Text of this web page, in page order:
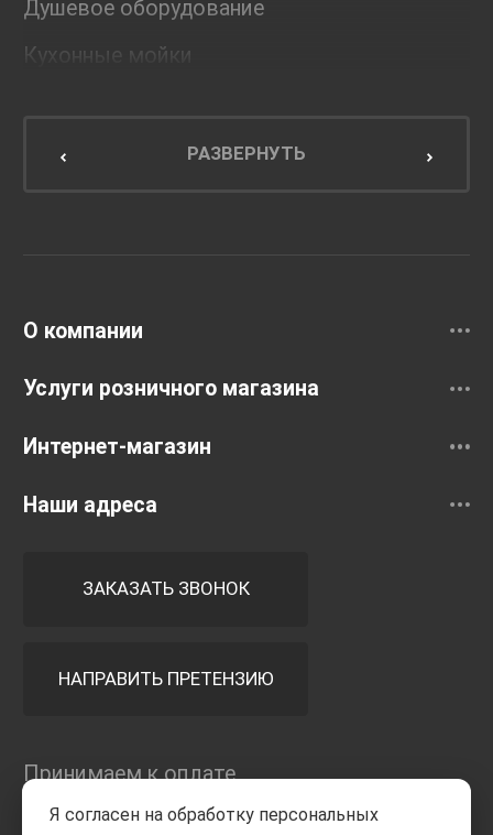
Душевое оборудование
Кухонные мойки
Мебель для кухниРАЗВЕРНУТЬ
О компании
Услуги розничного магазина
Интернет-магазин
Наши адреса
ЗАКАЗАТЬ ЗВОНОК
НАПРАВИТЬ ПРЕТЕНЗИЮ
Принимаем к оплате
Я согласен на обработку персональных